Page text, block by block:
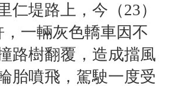
仁堤路上，今（23）
，一輛灰色轎車因不
路樹翻覆，造成擋風
胎噴飛，駕駛一度受